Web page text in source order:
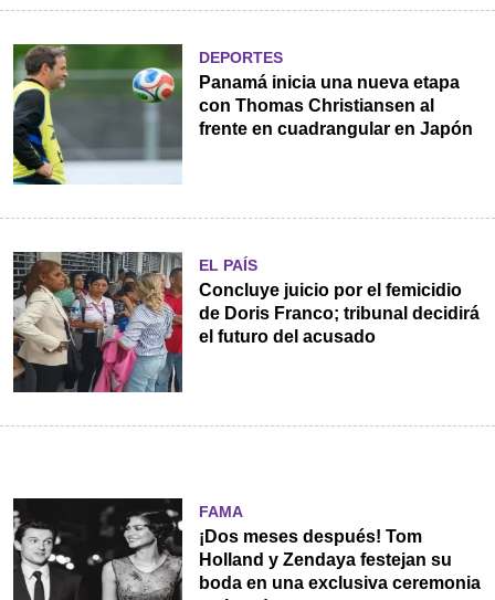
DEPORTES
Panamá inicia una nueva etapa
con Thomas Christiansen al
frente en cuadrangular en Japón
EL PAÍS
Concluye juicio por el femicidio
de Doris Franco; tribunal decidirá
el futuro del acusado
FAMA
¡Dos meses después! Tom
Holland y Zendaya festejan su
boda en una exclusiva ceremonia